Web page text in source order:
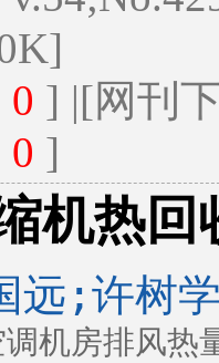
0 ] |[网刊
0 ]
机热回
远;许树
机房排风热